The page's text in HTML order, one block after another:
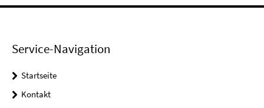
Service-Navigation
Startseite
Kontakt